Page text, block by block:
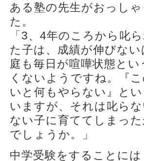
ある塾の先生がおっし
た。
「3、4年のころから叱
た子は、成績が伸びな
庭も毎日が喧嘩状態とい
くないようですね。『
いと何もやらない』と
いますが、それは叱ら
ない子に育ててしまっ
でしょうか。」
中学受験をすることに